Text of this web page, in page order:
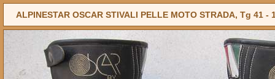
ALPINESTAR OSCAR STIVALI PELLE MOTO STRADA, Tg 41 -